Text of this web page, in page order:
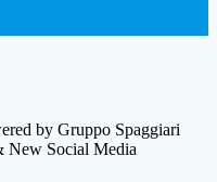
by Gruppo Spaggiari
New Social Media